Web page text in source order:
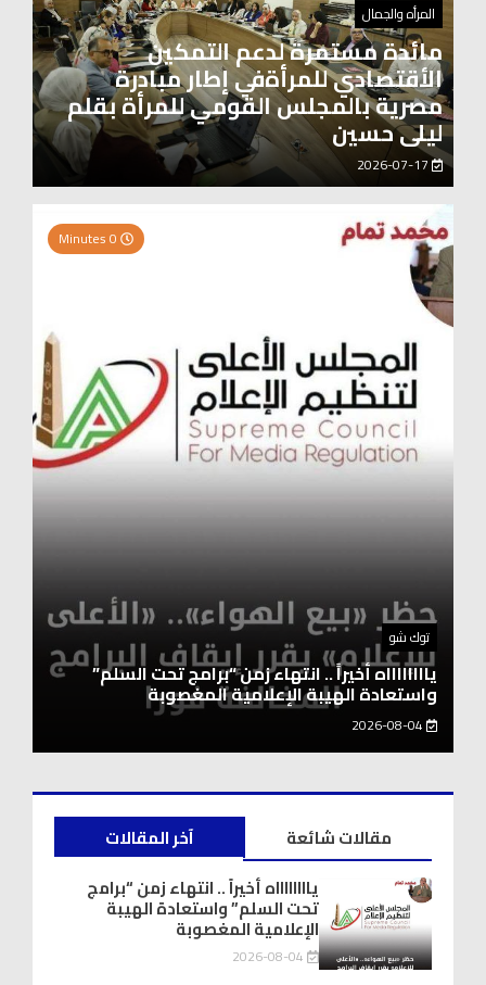
المرأه والجمال
مائدة مستمرة لدعم التمكين
الأقتصادي للمرأةفي إطار مبادرة
مصرية بالمجلس القومي للمرأة بقلم
ليلى حسين
2026-07-17
أخبار المحافظات
نقيب العلوم الصحية: العنصر البشري هو أساس
التطورات التكنولوجية
آخر المقالات
مقالات شائعة
يااااااااه أخيراً .. انتهاء زمن “برامج
تحت السلم” واستعادة الهيبة
الإعلامية المغصوبة
2026-08-04